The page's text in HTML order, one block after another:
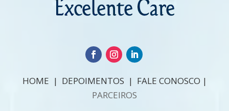
HOME | DEPOIMENTOS | FALE CONOSCO |
PARCEIROS